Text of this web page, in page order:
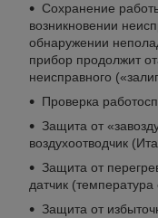
Сохранение
возникновении
обнаружении
прибор продолжит
неисправного
Проверка
Защита от
воздухоотводчик
Защита от
датчик
Защита от